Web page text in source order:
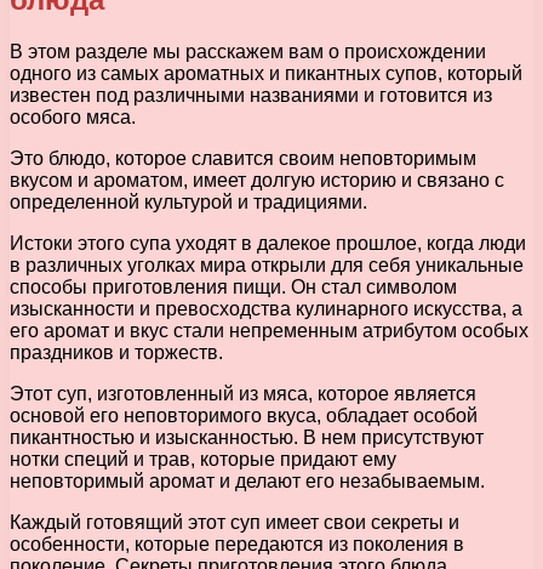
В этом разделе мы расскажем вам о происхождении
одного из самых ароматных и пикантных супов, который
известен под различными названиями и готовится из
особого мяса.
Это блюдо, которое славится своим неповторимым
вкусом и ароматом, имеет долгую историю и связано с
определенной культурой и традициями.
Истоки этого супа уходят в далекое прошлое, когда люди
в различных уголках мира открыли для себя уникальные
способы приготовления пищи. Он стал символом
изысканности и превосходства кулинарного искусства, а
его аромат и вкус стали непременным атрибутом особых
праздников и торжеств.
Этот суп, изготовленный из мяса, которое является
основой его неповторимого вкуса, обладает особой
пикантностью и изысканностью. В нем присутствуют
нотки специй и трав, которые придают ему
неповторимый аромат и делают его незабываемым.
Каждый готовящий этот суп имеет свои секреты и
особенности, которые передаются из поколения в